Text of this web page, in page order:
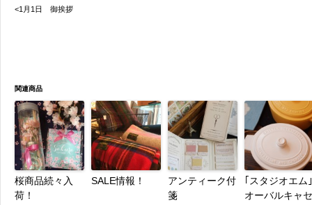
<1月1日 御挨拶
関連商品
桜商品続々入
荷！
SALE情報！
アンティーク付
箋
｢スタジオエム｣
オーバルキャセ